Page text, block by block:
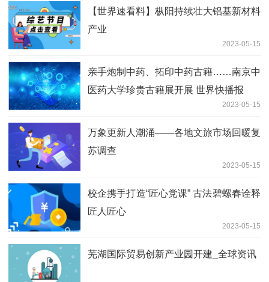
【世界速看料】枞阳持续壮大铝基新材料
产业
2023-05-15
亲手炮制中药、拓印中药古籍……南京中
医药大学珍贵古籍展开展 世界快播报
2023-05-15
万象更新人潮涌——各地文旅市场回暖复
苏调查
2023-05-15
校企携手打造“匠心党课” 古法碧螺春诠释
匠人匠心
2023-05-15
芜湖国际贸易创新产业园开建_全球资讯